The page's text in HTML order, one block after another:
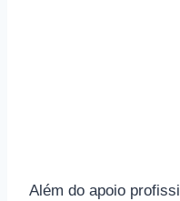
Além do apoio